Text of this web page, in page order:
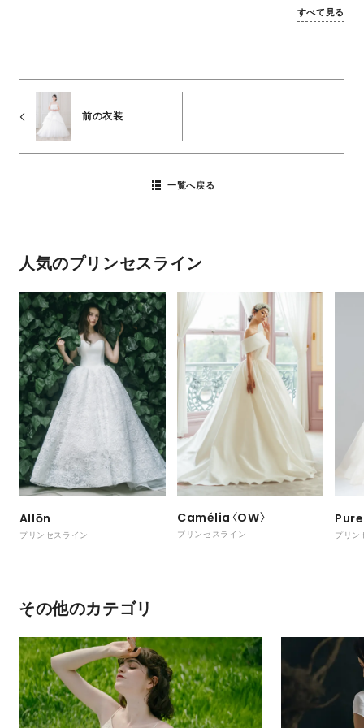
すべて見る
前の衣装
一覧へ戻る
人気のプリンセスライン
Allōn
プリンセスライン
Camélia〈OW〉
プリンセスライン プリン
その他のカテゴリ